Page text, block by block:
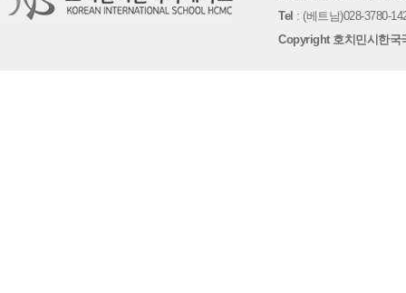
Tel : (베트남)028-3780-
Copyright 호치민시한국